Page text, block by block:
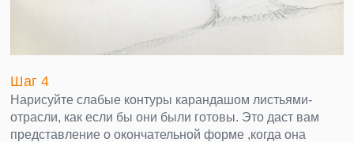
Шаг 4
Нарисуйте слабые контуры карандашом листьями-
отрасли, как если бы они были готовы. Это даст вам
представление о окончательной форме ,когда она